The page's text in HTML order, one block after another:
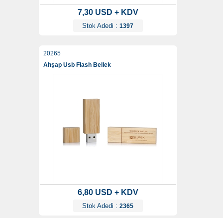
7,30 USD + KDV
Stok Adedi : 1397
20265
Ahşap Usb Flash Bellek
6,80 USD + KDV
Stok Adedi : 2365